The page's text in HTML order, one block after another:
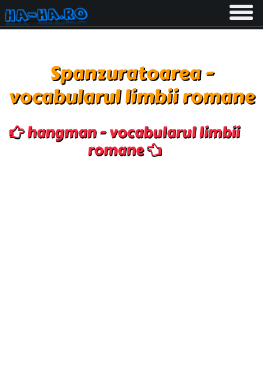
Toggle
Spanzuratoarea -
vocabularul limbii romane
hangman - vocabularul limbii
romane